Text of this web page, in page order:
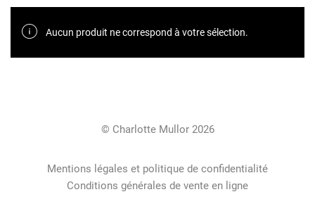
Aucun produit ne correspond à votre sélection.
© Charlotte Mullor 2026
Mentions légales et politique de confidentialité
Conditions générales de vente en ligne